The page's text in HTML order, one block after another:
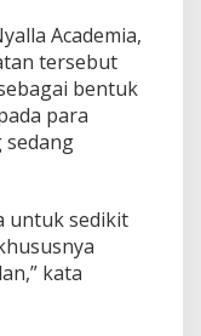
Academia,
tersebut
bentuk
para
sedang
untuk sedikit
kata